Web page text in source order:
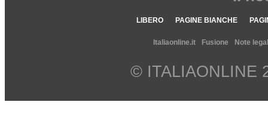
LIBERO PAGINE BIANCHE
Italiaonline.it Fusione Note
© ITALIAONLINE